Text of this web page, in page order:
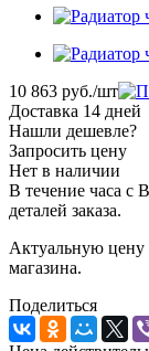
10 863 руб./шт
Доставка 14 дней
Нашли дешевле?
Запросить цену
Нет в наличии
В течение часа с
деталей заказа.
Актуальную цену
магазина.
Поделиться